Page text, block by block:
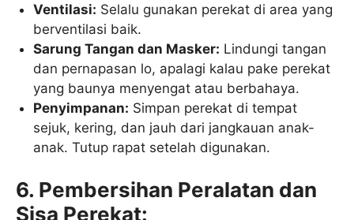
Ventilasi: Selalu gunakan perekat di area yang
berventilasi baik.
Sarung Tangan dan Masker: Lindungi tangan
dan pernapasan lo, apalagi kalau pake perekat
yang baunya menyengat atau berbahaya.
Penyimpanan: Simpan perekat di tempat
sejuk, kering, dan jauh dari jangkauan anak-
anak. Tutup rapat setelah digunakan.
6. Pembersihan Peralatan dan
Sisa Perekat: